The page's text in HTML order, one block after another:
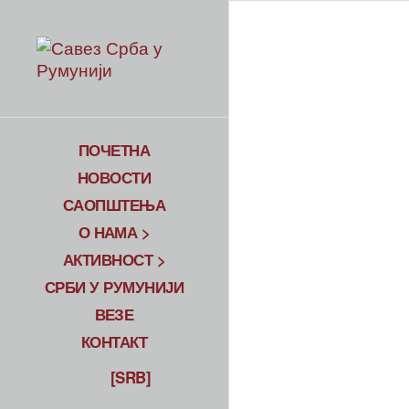
ПОЧЕТНА
НОВОСТИ
САОПШТЕЊА
О НАМА >
АКТИВНОСТ >
СРБИ У РУМУНИЈИ
ВЕЗЕ
КОНТАКТ
[SRB]